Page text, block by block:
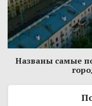
Названы самые